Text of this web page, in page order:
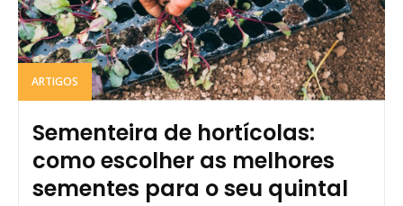
ARTIGOS
Sementeira de hortícolas:
como escolher as melhores
sementes para o seu quintal